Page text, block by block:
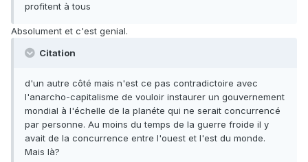
profitent à tous
Absolument et c'est genial.
Citation
d'un autre côté mais n'est ce pas contradictoire avec
l'anarcho-capitalisme de vouloir instaurer un gouvernement
mondial à l'échelle de la planéte qui ne serait concurrencé
par personne. Au moins du temps de la guerre froide il y
avait de la concurrence entre l'ouest et l'est du monde.
Mais là?